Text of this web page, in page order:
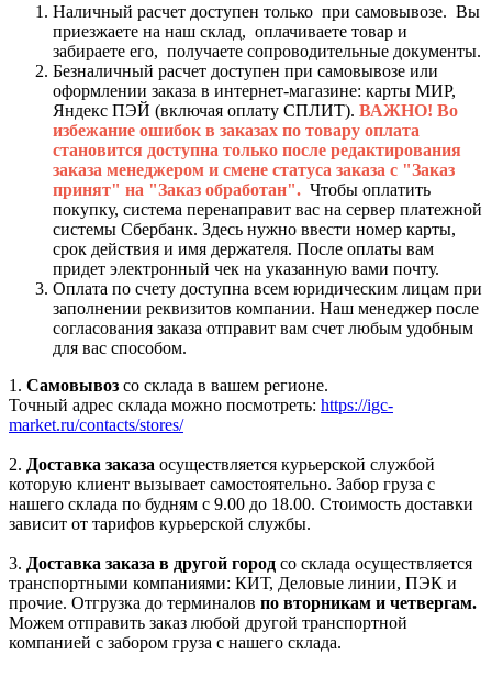
Наличный расчет доступен только при самовывозе. Вы
приезжаете на наш склад, оплачиваете товар и
забираете его, получаете сопроводительные документы.
Безналичный расчет доступен при самовывозе или
оформлении заказа в интернет-магазине: карты МИР,
Яндекс ПЭЙ (включая оплату СПЛИТ). ВАЖНО! Во
избежание ошибок в заказах по товару оплата
становится доступна только после редактирования
заказа менеджером и смене статуса заказа с "Заказ
принят" на "Заказ обработан". Чтобы оплатить
покупку, система перенаправит вас на сервер платежной
системы Сбербанк. Здесь нужно ввести номер карты,
срок действия и имя держателя. После оплаты вам
придет электронный чек на указанную вами почту.
Оплата по счету доступна всем юридическим лицам при
заполнении реквизитов компании. Наш менеджер после
согласования заказа отправит вам счет любым удобным
для вас способом.
1. Самовывоз со склада в вашем регионе.
Точный адрес склада можно посмотреть: https://igc-
market.ru/contacts/stores/
2. Доставка заказа осуществляется курьерской службой
которую клиент вызывает самостоятельно. Забор груза с
нашего склада по будням с 9.00 до 18.00. Стоимость доставки
зависит от тарифов курьерской службы.
3. Доставка заказа в другой город со склада осуществляется
транспортными компаниями: КИТ, Деловые линии, ПЭК и
прочие. Отгрузка до терминалов по вторникам и четвергам.
Можем отправить заказ любой другой транспортной
компанией с забором груза с нашего склада.